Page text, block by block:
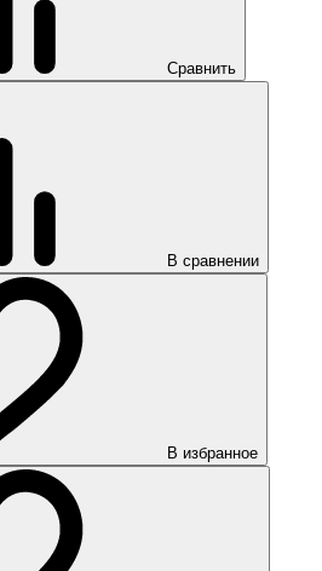
Сравнить
В сравнении
В избранное